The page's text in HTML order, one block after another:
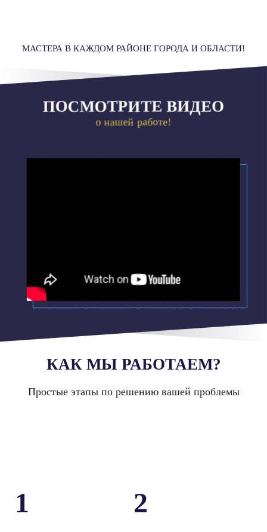
МАСТЕРА В КАЖДОМ РАЙОНЕ ГОРОДА И ОБЛАСТИ!
ПОСМОТРИТЕ ВИДЕО
о нашей работе!
КАК МЫ РАБОТАЕМ?
Простые этапы по решению вашей проблемы
1 2